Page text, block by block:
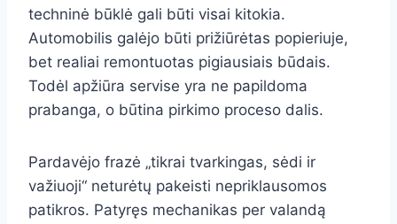
techninė būklė gali būti visai kitokia.
Automobilis galėjo būti prižiūrėtas popieriuje,
bet realiai remontuotas pigiausiais būdais.
Todėl apžiūra servise yra ne papildoma
prabanga, o būtina pirkimo proceso dalis.
Pardavėjo frazė „tikrai tvarkingas, sėdi ir
važiuoji“ neturėtų pakeisti nepriklausomos
patikros. Patyręs mechanikas per valandą